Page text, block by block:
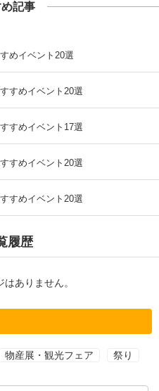
記事
めイベント20選
すめイベント20選
すめイベント17選
すめイベント20選
すめイベント20選
履歴
ありません。
物産展・観光フェア 祭り